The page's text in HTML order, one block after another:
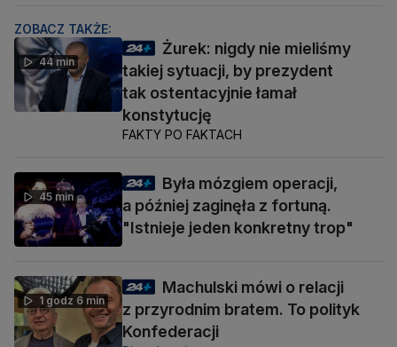
ZOBACZ TAKŻE:
44 min
Żurek: nigdy nie mieliśmy
takiej sytuacji, by prezydent
tak ostentacyjnie łamał
konstytucję
FAKTY PO FAKTACH
45 min
Była mózgiem operacji,
a później zaginęła z fortuną.
"Istnieje jeden konkretny trop"
1 godz 6 min
Machulski mówi o relacji
z przyrodnim bratem. To polityk
Konfederacji